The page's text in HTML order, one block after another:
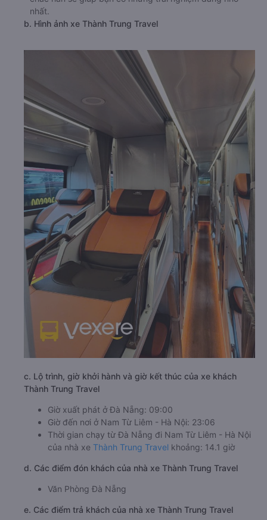
nhất.
b. Hình ảnh xe Thành Trung Travel
c. Lộ trình, giờ khởi hành và giờ kết thúc của xe khách
Thành Trung Travel
Giờ xuất phát ở Đà Nẵng: 09:00
Giờ đến nơi ở Nam Từ Liêm - Hà Nội: 23:06
Thời gian chạy từ Đà Nẵng đi Nam Từ Liêm - Hà Nội
của nhà xe Thành Trung Travel khoảng: 14.1 giờ
d. Các điểm đón khách của nhà xe Thành Trung Travel
Văn Phòng Đà Nẵng
e. Các điểm trả khách của nhà xe Thành Trung Travel